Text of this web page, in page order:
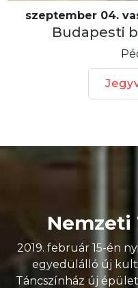
szeptember 04.
Budapesti
Nemzeti
2019. február 15-én
egyedülálló új
Táncszínház új